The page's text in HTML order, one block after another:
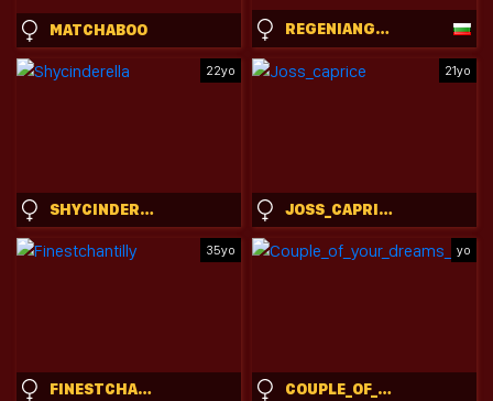
MATCHABOO REGENIANGHIEM
22yo
SHYCINDERELLA
21yo
JOSS_CAPRICE
35yo
FINESTCHANTILLY
yo
COUPLE_OF_YOUR_DREAMS_